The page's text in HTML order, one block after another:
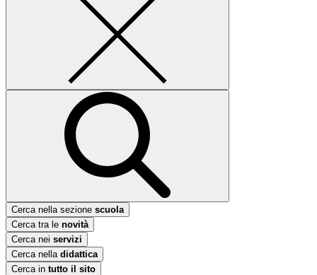
Cerca nella sezione scuola
Cerca tra le novità
Cerca nei servizi
Cerca nella didattica
Cerca in tutto il sito